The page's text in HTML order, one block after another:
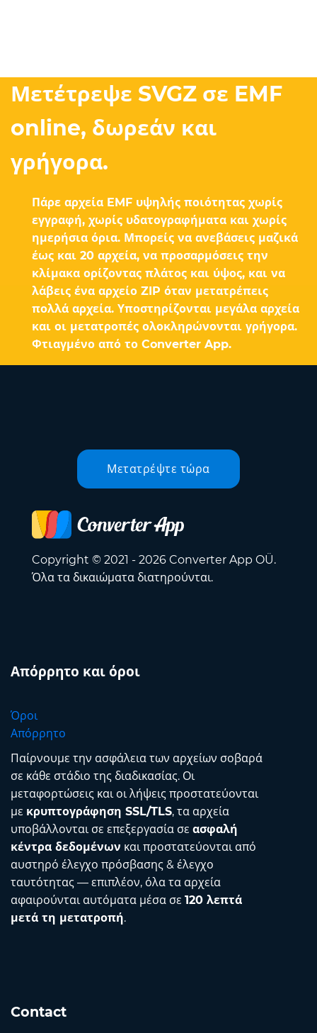
Μετέτρεψε SVGZ σε EMF
online, δωρεάν και
γρήγορα.
Πάρε αρχεία EMF υψηλής ποιότητας χωρίς
εγγραφή, χωρίς υδατογραφήματα και χωρίς
ημερήσια όρια. Μπορείς να ανεβάσεις μαζικά
έως και 20 αρχεία, να προσαρμόσεις την
κλίμακα ορίζοντας πλάτος και ύψος, και να
λάβεις ένα αρχείο ZIP όταν μετατρέπεις
πολλά αρχεία. Υποστηρίζονται μεγάλα αρχεία
και οι μετατροπές ολοκληρώνονται γρήγορα.
Φτιαγμένο από το Converter App.
Μετατρέψτε τώρα
Copyright © 2021 - 2026 Converter App OÜ.
Όλα τα δικαιώματα διατηρούνται.
Απόρρητο και όροι
Όροι
Απόρρητο
Παίρνουμε την ασφάλεια των αρχείων σοβαρά
σε κάθε στάδιο της διαδικασίας. Οι
μεταφορτώσεις και οι λήψεις προστατεύονται
με κρυπτογράφηση SSL/TLS, τα αρχεία
υποβάλλονται σε επεξεργασία σε ασφαλή
κέντρα δεδομένων και προστατεύονται από
αυστηρό έλεγχο πρόσβασης & έλεγχο
ταυτότητας — επιπλέον, όλα τα αρχεία
αφαιρούνται αυτόματα μέσα σε 120 λεπτά
μετά τη μετατροπή.
Contact